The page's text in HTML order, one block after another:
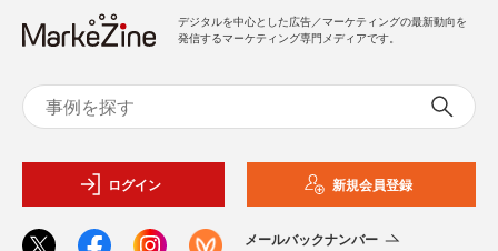
デジタルを中心とした広告／マーケティングの最新動向を
発信するマーケティング専門メディアです。
ログイン 新規会員登録
メールバックナンバー